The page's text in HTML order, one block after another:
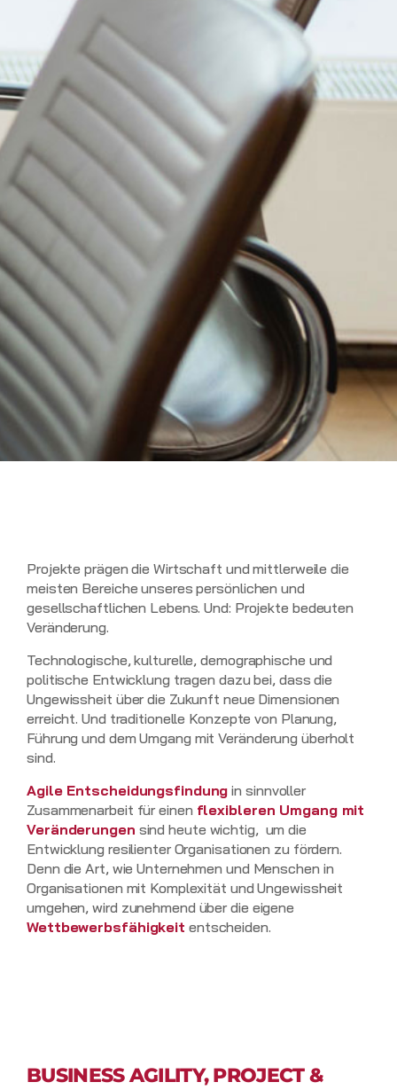
Projekte prägen die Wirtschaft und mittlerweile die
meisten Bereiche unseres persönlichen und
gesellschaftlichen Lebens. Und: Projekte bedeuten
Veränderung.
Technologische, kulturelle, demographische und
politische Entwicklung tragen dazu bei, dass die
Ungewissheit über die Zukunft neue Dimensionen
erreicht. Und traditionelle Konzepte von Planung,
Führung und dem Umgang mit Veränderung überholt
sind.
Agile Entscheidungsfindung in sinnvoller
Zusammenarbeit für einen flexibleren Umgang mit
Veränderungen sind heute wichtig, um die
Entwicklung resilienter Organisationen zu fördern.
Denn die Art, wie Unternehmen und Menschen in
Organisationen mit Komplexität und Ungewissheit
umgehen, wird zunehmend über die eigene
Wettbewerbsfähigkeit entscheiden.
BUSINESS AGILITY, PROJECT &